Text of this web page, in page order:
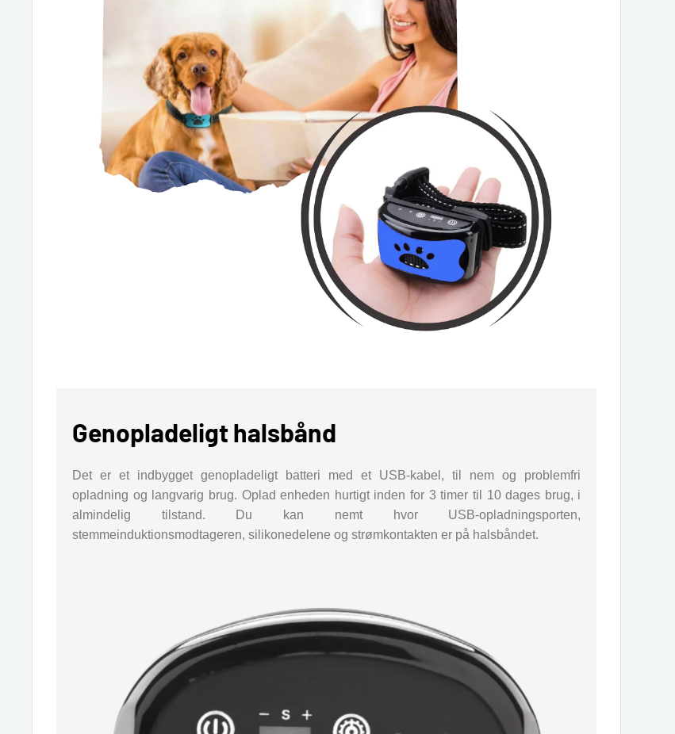
Genopladeligt halsbånd
Det er et indbygget genopladeligt batteri med et USB-kabel, til nem og problemfri
opladning og langvarig brug. Oplad enheden hurtigt inden for 3 timer til 10 dages brug, i
almindelig tilstand. Du kan nemt hvor USB-opladningsporten,
stemmeinduktionsmodtageren, silikonedelene og strømkontakten er på halsbåndet.